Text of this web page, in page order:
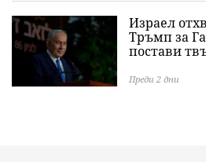
Израел
Тръмп за
постави
Преди 2 дни